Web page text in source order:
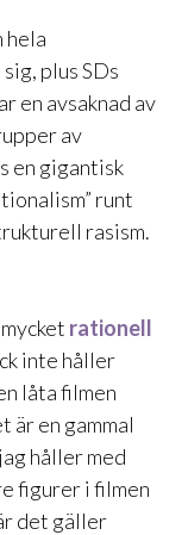
hela
plus SDs
en avsaknad av
av
en gigantisk
runt
rasism.
rationell
inte håller
låta filmen
är en gammal
håller med
figurer i filmen
det gäller